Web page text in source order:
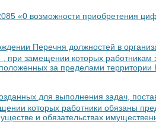
«0 возможности приобретения
Перечня должностей в
при замещении которых работникам
за пределами
для выполнения задач,
которых работники обязаны
и обязательствах